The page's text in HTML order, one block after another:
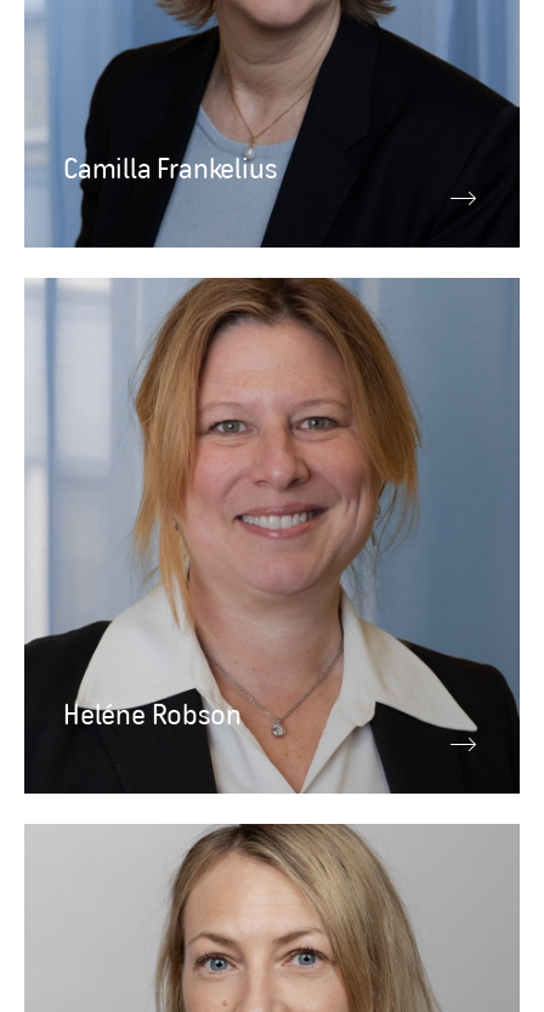
Camilla Frankelius
Heléne Robson
Ledningsgrupp
Heléne Robson
Chefsjurist
Ledningsgrupp
Åsa Söderén
Kommunikationschef